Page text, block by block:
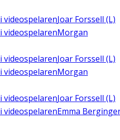
i videospelarenJoar Forssell (L)
i videospelarenMorgan
i videospelarenJoar Forssell (L)
i videospelarenMorgan
i videospelarenJoar Forssell (L)
i videospelarenEmma